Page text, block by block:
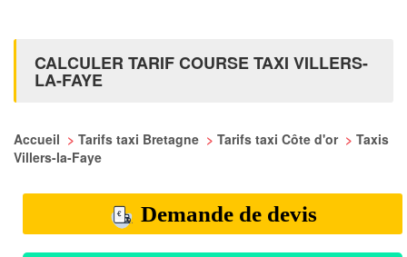
CALCULER TARIF COURSE TAXI VILLERS-
LA-FAYE
Accueil > Tarifs taxi Bretagne > Tarifs taxi Côte d'or > Taxis
Villers-la-Faye
Demande de devis